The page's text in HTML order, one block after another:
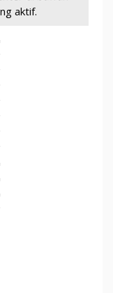
aktif.